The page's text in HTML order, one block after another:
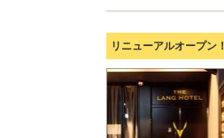
リニューアルオープン！